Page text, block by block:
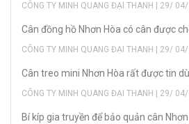
CÔNG TY MINH QUANG ĐẠI THANH | 29/
Cân đồng hồ Nhơn Hòa có cân được
CÔNG TY MINH QUANG ĐẠI THANH | 29/
Cân treo mini Nhơn Hòa rất được tin
CÔNG TY MINH QUANG ĐẠI THANH | 29/
Bí kíp gia truyền để bảo quản cân